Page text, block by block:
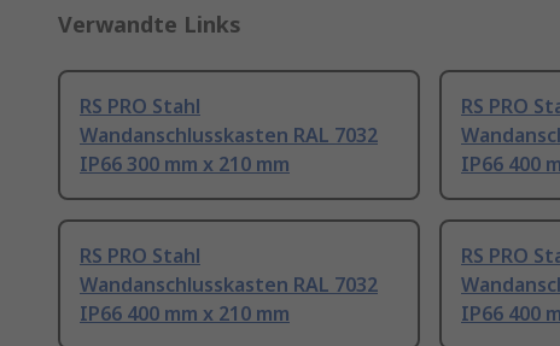
Verwandte Links
RS PRO Stahl
Wandanschlusskasten RAL 7032
IP66 300 mm x 210 mm
RS PRO
IP66 400
RS PRO Stahl
Wandanschlusskasten RAL 7032
IP66 400 mm x 210 mm
RS PRO
IP66 400